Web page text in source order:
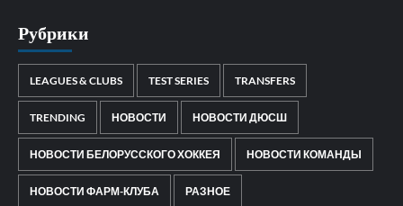
Рубрики
LEAGUES & CLUBS TEST SERIES TRANSFERS
TRENDING НОВОСТИ НОВОСТИ ДЮСШ
НОВОСТИ БЕЛОРУССКОГО ХОККЕЯ НОВОСТИ КОМАНДЫ
НОВОСТИ ФАРМ-КЛУБА РАЗНОЕ